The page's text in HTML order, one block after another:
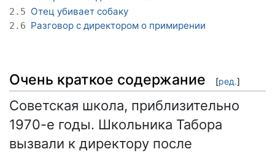
2.5 Отец убивает собаку
2.6 Разговор с директором о примирении
Очень краткое содержание [ред.]
Советская школа, приблизительно
1970-е годы. Школьника Табора
вызвали к директору после